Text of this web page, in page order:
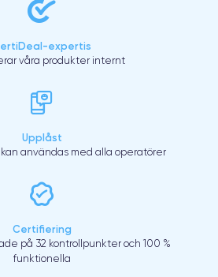
expertis
våra produkter internt
Upplåst
användas med alla operatörer
Certifiering
på 32 kontrollpunkter och 100 %
funktionella